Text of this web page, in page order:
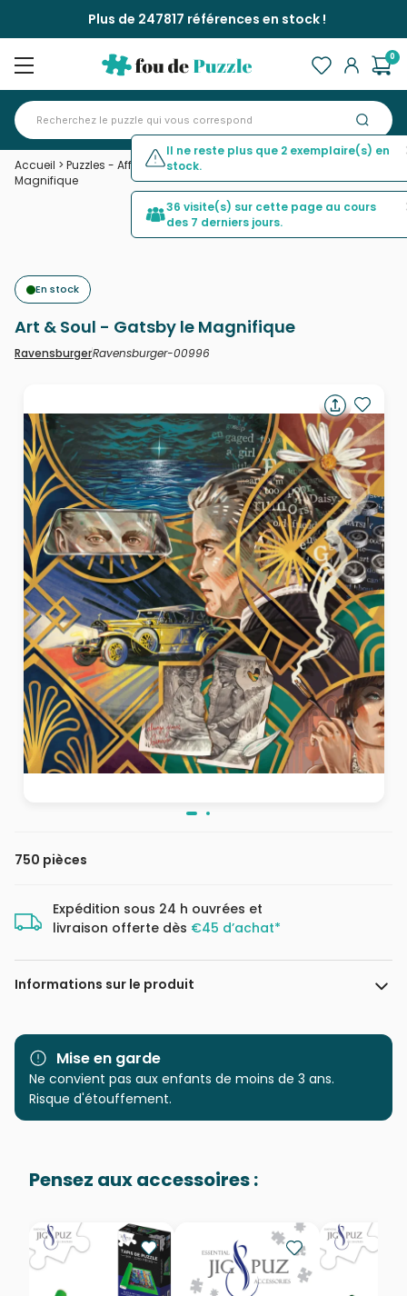
Plus de 247817 références en stock !
0
Accueil > Puzzles - Affiches, Cinéma, Publicité
Magnifique
En stock
Art & Soul - Gatsby le Magnifique
RavensburgerRavensburger-00996
750 pièces
Expédition sous 24 h ouvrées et
livraison offerte dès €45 d’achat*
Informations sur le produit
Marque
Ravensburger, le leader
Catégorie
48.000 pièces)
Provenance Puzzles fabriqués en France
EAN 4005555009962
Mise en garde
Ne convient pas aux enfants de moins de 3 ans.
Risque d'étouffement.
Pensez aux accessoires :
Il ne reste plus que 2 exemplaire(s) en
stock.
36 visite(s) sur cette page au cours
des 7 derniers jours.